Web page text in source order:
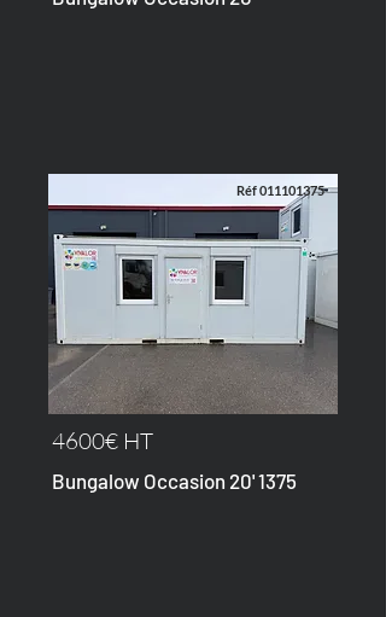
Réf011101375
4600€ HT
Bungalow Occasion 20' 1375